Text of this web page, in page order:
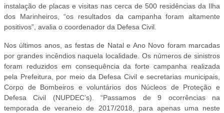
instalação de placas e visitas nas cerca de 500 residências da Ilha
dos Marinheiros, “os resultados da campanha foram altamente
positivos”, avalia o coordenador da Defesa Civil.
Nos últimos anos, as festas de Natal e Ano Novo foram marcadas
por grandes incêndios naquela localidade. Os números de sinistros
foram reduzidos em consequência da forte campanha realizada
pela Prefeitura, por meio da Defesa Civil e secretarias municipais,
Corpo de Bombeiros e voluntários dos Núcleos de Proteção e
Defesa Civil (NUPDEC’s). “Passamos de 9 ocorrências na
temporada de veraneio de 2017/2018, para apenas uma neste